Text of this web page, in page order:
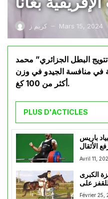
كريم ز — Mars 15, 2024
البطل الجزائري” محمد
في منافسة الجيدو في وزن
أكثر من 100 كغ.
PLUS D'ACTICLES
باريس
Avril 11,
الكبرى
على
الحواجز
Février 25,